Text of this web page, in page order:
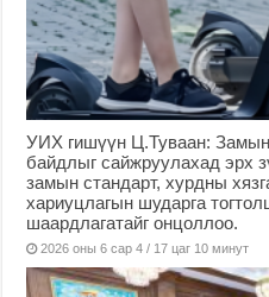
УИХ гишүүн Ц.Туваан: Замын
байдлыг сайжруулахад эрх
замын стандарт, хурдны
хариуцлагын шударга
шаардлагатайг онцоллоо.
2026 оны 6 сар 4 / 17 цаг 10 минут